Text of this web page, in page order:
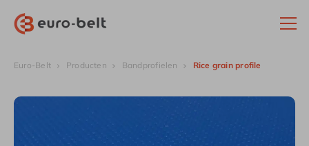
Euro-Belt Producten Bandprofielen Rice grain profile